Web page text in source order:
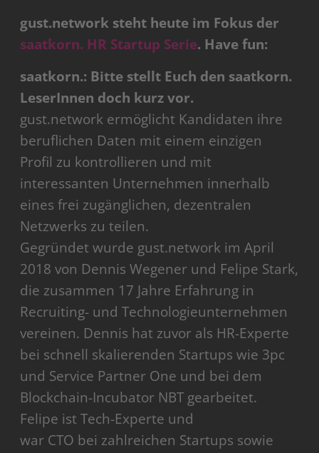
gust.network steht heute im Fokus der
saatkorn. HR Startup Serie. Have fun:
saatkorn.: Bitte stellt Euch den saatkorn.
LeserInnen doch kurz vor.
gust.network ermöglicht Kandidaten ihre
beruflichen Daten mit einem einzigen
Profil zu kontrollieren und mit
interessanten Unternehmen innerhalb
eines frei zugänglichen, dezentralen
Netzwerks zu teilen.
Gegründet wurde gust.network im April
2018 von Dennis Wegener und Felipe Stark,
die zusammen 17 Jahre Erfahrung in
Recruiting- und Technologieunternehmen
vereinen. Dennis hat zuvor als HR-Experte
bei schnell skalierenden Startups wie 3pc
und Service Partner One und bei dem
Blockchain-Incubator NBT gearbeitet.
Felipe ist Tech-Experte und
war CTO bei zahlreichen Startups sowie